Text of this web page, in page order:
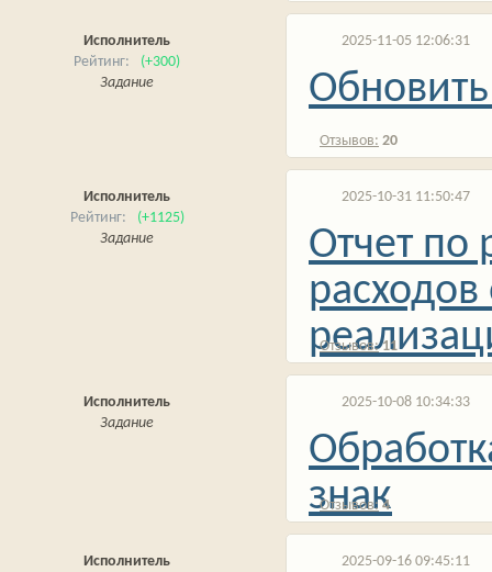
Исполнитель
(+300)
Задание
2025-11-05 12:06:31
20
Исполнитель
(+1125)
Задание
2025-10-31 11:50:47
Отчет по
11
Исполнитель
Задание
2025-10-08 10:34:33
знак
4
Исполнитель
2025-09-16 09:45:11